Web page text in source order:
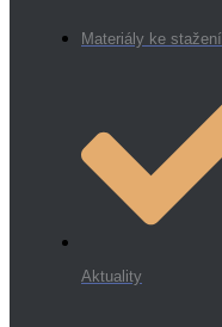
Materiály ke stažení
Aktuality